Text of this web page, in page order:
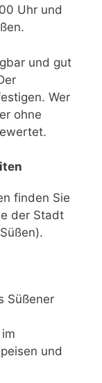
Uhr und
und gut
Wer
ohne
finden Sie
der Stadt
Süßener
und